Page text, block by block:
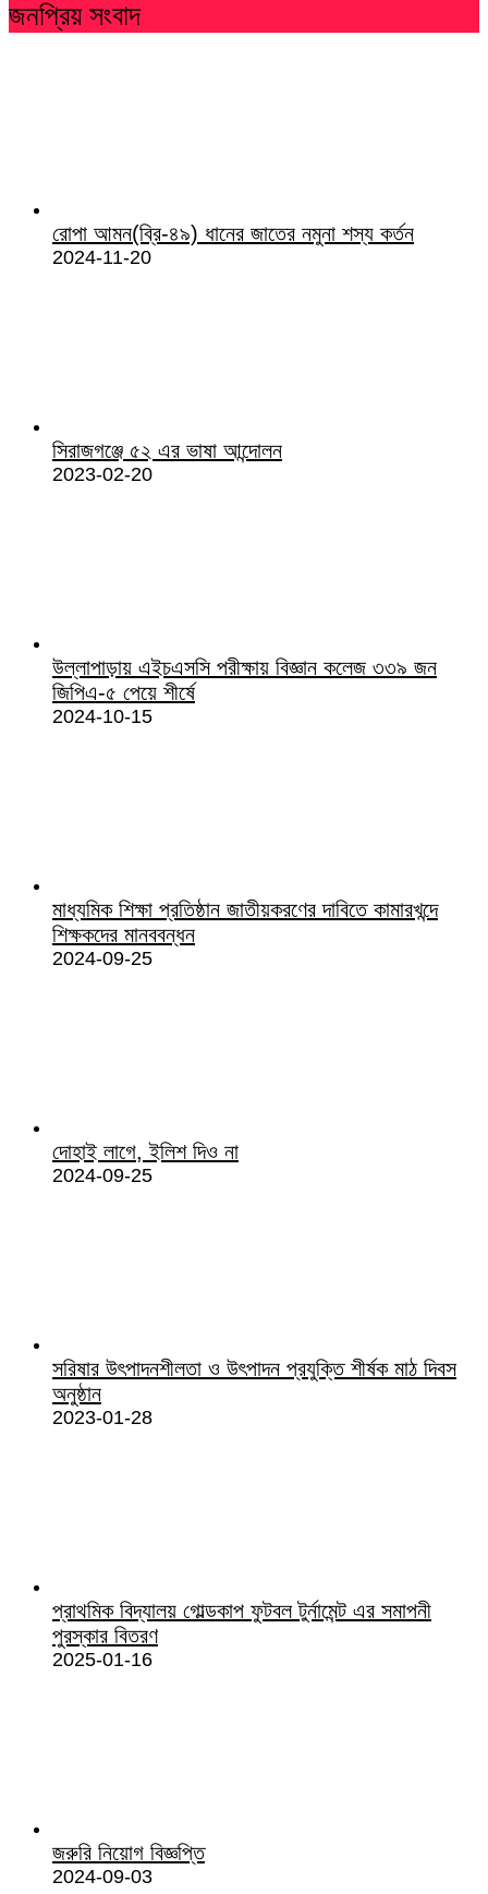
জনপ্রিয় সংবাদ
রোপা আমন(ব্রি-৪৯) ধানের জাতের নমুনা শস্য কর্তন
2024-11-20
সিরাজগঞ্জে ৫২ এর ভাষা আন্দোলন
2023-02-20
উল্লাপাড়ায় এইচএসসি পরীক্ষায় বিজ্ঞান কলেজ ৩৩৯ জন
জিপিএ-৫ পেয়ে শীর্ষে
2024-10-15
মাধ্যমিক শিক্ষা প্রতিষ্ঠান জাতীয়করণের দাবিতে কামারখন্দে
শিক্ষকদের মানববন্ধন
2024-09-25
দোহাই লাগে, ইলিশ দিও না
2024-09-25
সরিষার উৎপাদনশীলতা ও উৎপাদন প্রযুক্তি শীর্ষক মাঠ দিবস
অনুষ্ঠান
2023-01-28
প্রাথমিক বিদ্যালয় গোল্ডকাপ ফুটবল টুর্নামেন্ট এর সমাপনী
পুরস্কার বিতরণ
2025-01-16
জরুরি নিয়োগ বিজ্ঞপ্তি
2024-09-03